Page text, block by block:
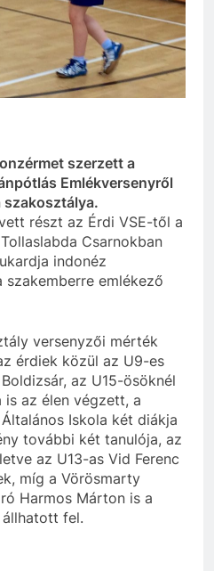
szerzett a
Emlékversenyről
szakosztálya.
részt az Érdi VSE-től a
Csarnokban
indonéz
szakemberre emlékező
versenyzői mérték
érdiek közül az U9-es
az U15-ösöknél
az élen végzett, a
Iskola két diákja
további két tanulója, az
az U13-as Vid Ferenc
míg a Vörösmarty
Harmos Márton is a
fel.